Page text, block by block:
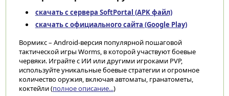
скачать с сервера SoftPortal (APK файл)
скачать с официального сайта (Google Play)
Вормикс – Android-версия популярной пошаговой
тактической игры Worms, в которой участвуют боевые
червяки. Играйте с ИИ или другими игроками PVP,
используйте уникальные боевые стратегии и огромное
количество оружия, включая автоматы, гранатометы,
коктейли (полное описание...)